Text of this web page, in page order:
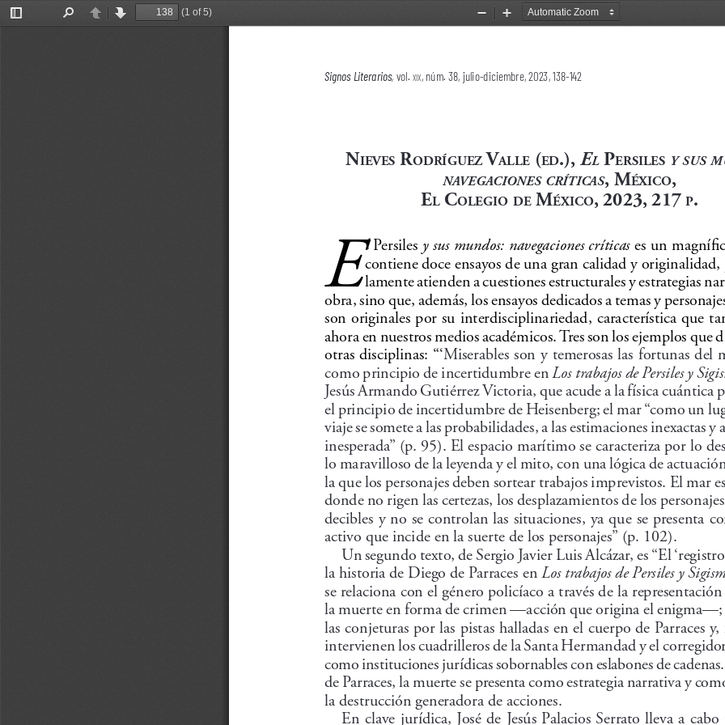
Toggle
PreviousNext
(1 of 5)
Zoom
Zoom
Nieves RodRíguez valle (ed.), El PeRsiles y sus
navEgacionEs críticas, México,
e l colegio de México, 2023, 217 P.
El Persiles y sus mundos: navegaciones críticas es un
contiene doce ensayos de una gran calidad y originalidad,
lamente atienden a cuestiones estructurales y estrategias
obra, sino que, además, los ensayos dedicados a temas y
son originales por su interdisciplinariedad, característica que
ahora en nuestros medios académicos. Tres son los ejemplos que
otras disciplinas: “‘Miserables son y temerosas las fortunas del
como principio de incertidumbre en Los trabajos de Persiles y
Jesús Armando Gutiérrez Victoria, que acude a la física cuántica
el principio de incertidumbre de Heisenberg; el mar “como un
viaje se somete a las probabilidades, a las estimaciones inexactas y
inesperada” (p. 95). El espacio marítimo se caracteriza por lo
lo maravilloso de la leyenda y el mito, con una lógica de
la que los personajes deben sortear trabajos imprevistos. El mar
donde no rigen las certezas, los desplazamientos de los
decibles y no se controlan las situaciones, ya que se presenta
activo que incide en la suerte de los personajes” (p. 102).
Un segundo texto, de Sergio Javier Luis Alcázar, es “El
la historia de Diego de Parraces en Los trabajos de Persiles y
se relaciona con el género policíaco a través de la
la muerte en forma de crimen —acción que origina el enigma—;
las conjeturas por las pistas halladas en el cuerpo de Parraces
intervienen los cuadrilleros de la Santa Hermandad y el
como instituciones jurídicas sobornables con eslabones de
de Parraces, la muerte se presenta como estrategia narrativa y
la destrucción generadora de acciones.
En clave jurídica, José de Jesús Palacios Serrato lleva a
Signos Literarios, vol. xix , núm. 38, julio-diciembre, 2023, 138-142